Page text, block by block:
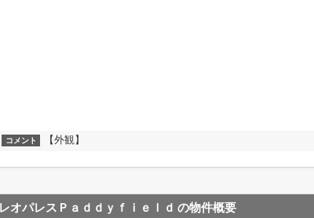
コメント 【外観】
レオパレスＰａｄｄｙｆｉｅｌｄ の物件概要